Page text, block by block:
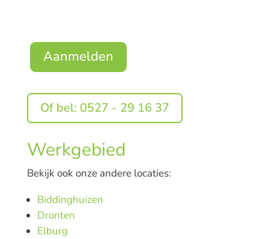
Aanmelden
Of bel: 0527 - 29 16 37
Werkgebied
Bekijk ook onze andere locaties:
Biddinghuizen
Dronten
Elburg